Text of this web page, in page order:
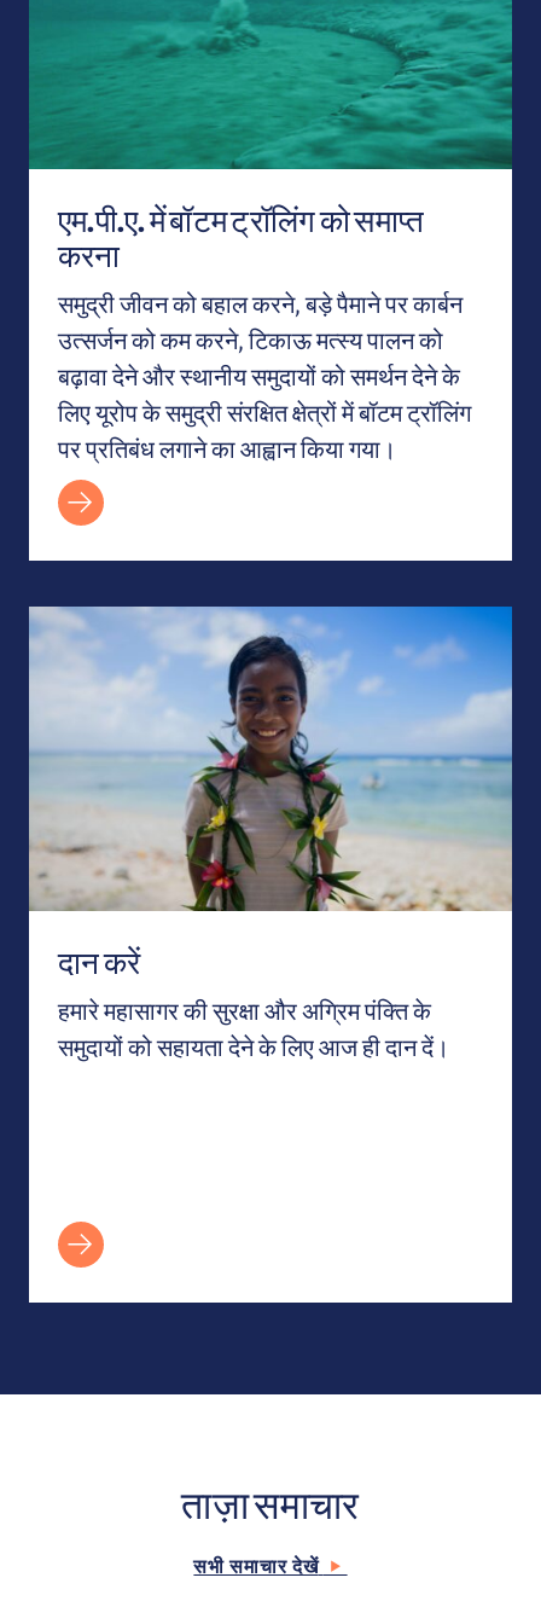
एम.पी.ए. में बॉटम ट्रॉलिंग को समाप्त
करना
समुद्री जीवन को बहाल करने, बड़े पैमाने पर कार्बन
उत्सर्जन को कम करने, टिकाऊ मत्स्य पालन को
बढ़ावा देने और स्थानीय समुदायों को समर्थन देने के
लिए यूरोप के समुद्री संरक्षित क्षेत्रों में बॉटम ट्रॉलिंग
पर प्रतिबंध लगाने का आह्वान किया गया।
दान करें
दान करें
हमारे महासागर की सुरक्षा और अग्रिम पंक्ति के
समुदायों को सहायता देने के लिए आज ही दान दें।
ताज़ा समाचार
सभी समाचार देखें